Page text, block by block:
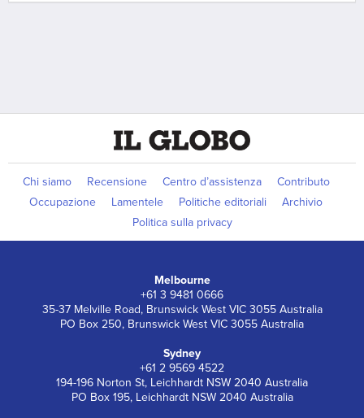
Chi siamo Recensione Centro d’assistenza
Contributo
Occupazione
Lamentele Politiche editoriali
Archivio
Politica sulla privacy
Melbourne
+61 3 9481 0666
35-37 Melville Road, Brunswick West VIC 3055 Australia
PO Box 250, Brunswick West VIC 3055 Australia
Sydney
+61 2 9569 4522
194-196 Norton St, Leichhardt NSW 2040 Australia
PO Box 195, Leichhardt NSW 2040 Australia